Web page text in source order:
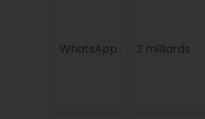
WhatsApp 2 milliards